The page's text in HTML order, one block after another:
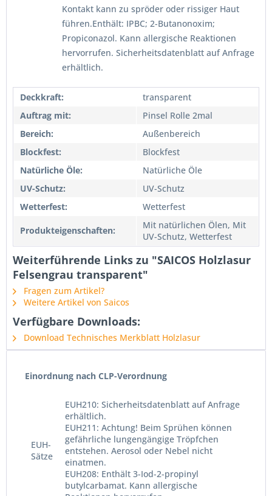
Kontakt kann zu spröder oder rissiger Haut
führen.Enthält: IPBC; 2-Butanonoxim;
Propiconazol. Kann allergische Reaktionen
hervorrufen. Sicherheitsdatenblatt auf Anfrage
erhältlich.
Deckkraft:
transparent
Auftrag mit:
Pinsel Rolle 2mal
Bereich:
Außenbereich
Blockfest:
Blockfest
Natürliche Öle:
Natürliche Öle
UV-Schutz:
UV-Schutz
Wetterfest:
Wetterfest
Produkteigenschaften:
Mit natürlichen Ölen, Mit
UV-Schutz, Wetterfest
Weiterführende Links zu "SAICOS Holzlasur
Felsengrau transparent"
Fragen zum Artikel?
Weitere Artikel von Saicos
Verfügbare Downloads:
Download Technisches Merkblatt Holzlasur
Einordnung nach CLP-Verordnung
EUH-
Sätze
EUH210: Sicherheitsdatenblatt auf Anfrage
erhältlich.
EUH211: Achtung! Beim Sprühen können
gefährliche lungengängige Tröpfchen
entstehen. Aerosol oder Nebel nicht
einatmen.
EUH208: Enthält 3-Iod-2-propinyl
butylcarbamat. Kann allergische